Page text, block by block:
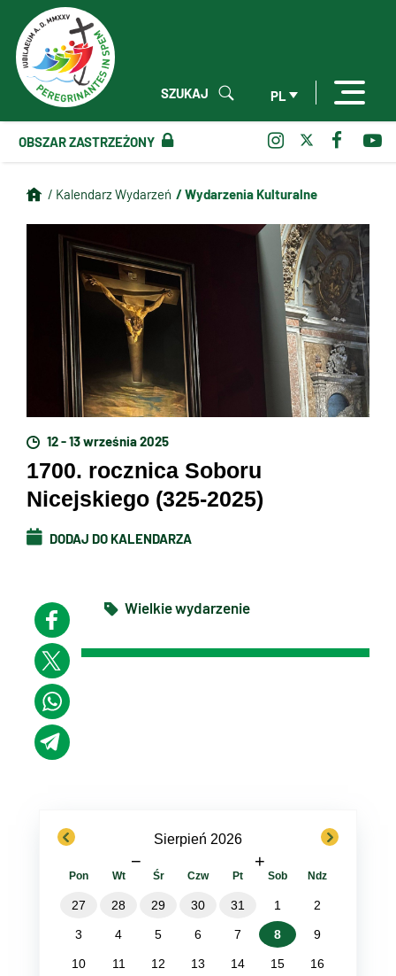
PL
SZUKAJ
OBSZAR ZASTRZEŻONY
/ Kalendarz Wydarzeń / Wydarzenia Kulturalne
12 - 13 września 2025
1700. rocznica Soboru
Nicejskiego (325-2025)
DODAJ DO KALENDARZA
Wielkie wydarzenie
previous Sierpień 2026
− +
next
Pon Wt Śr Czw Pt Sob Ndz
27 28 29 30 31 1 2
3 4 5 6 7 8 9
10 11 12 13 14 15 16